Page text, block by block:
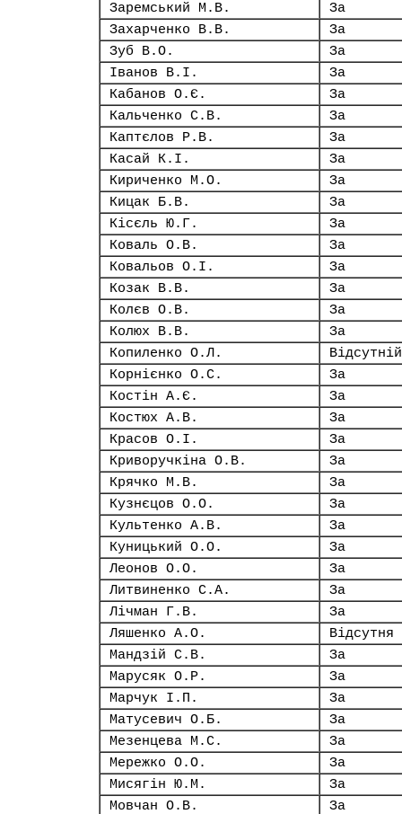
Заремський М.В.
За
Захарченко В.В.
За
Зуб В.О.
За
Іванов В.І.
За
Кабанов О.Є.
За
Кальченко С.В.
За
Каптєлов Р.В.
За
Касай К.І.
За
Кириченко М.О.
За
Кицак Б.В.
За
Кісєль Ю.Г.
За
Коваль О.В.
За
Ковальов О.І.
За
Козак В.В.
За
Колєв О.В.
За
Колюх В.В.
За
Копиленко О.Л.
Відсутній
Корнієнко О.С.
За
Костін А.Є.
За
Костюх А.В.
За
Красов О.І.
За
Криворучкіна О.В.
За
Крячко М.В.
За
Кузнєцов О.О.
За
Культенко А.В.
За
Куницький О.О.
За
Леонов О.О.
За
Литвиненко С.А.
За
Лічман Г.В.
За
Ляшенко А.О.
Відсутня
Мандзій С.В.
За
Марусяк О.Р.
За
Марчук І.П.
За
Матусевич О.Б.
За
Мезенцева М.С.
За
Мережко О.О.
За
Мисягін Ю.М.
За
Мовчан О.В.
За